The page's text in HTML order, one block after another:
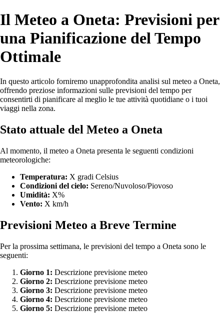
Il Meteo a Oneta: Previsioni per
una Pianificazione del Tempo
Ottimale
In questo articolo forniremo unapprofondita analisi sul meteo a Oneta,
offrendo preziose informazioni sulle previsioni del tempo per
consentirti di pianificare al meglio le tue attività quotidiane o i tuoi
viaggi nella zona.
Stato attuale del Meteo a Oneta
Al momento, il meteo a Oneta presenta le seguenti condizioni
meteorologiche:
Temperatura: X gradi Celsius
Condizioni del cielo: Sereno/Nuvoloso/Piovoso
Umidità: X%
Vento: X km/h
Previsioni Meteo a Breve Termine
Per la prossima settimana, le previsioni del tempo a Oneta sono le
seguenti:
Giorno 1: Descrizione previsione meteo
Giorno 2: Descrizione previsione meteo
Giorno 3: Descrizione previsione meteo
Giorno 4: Descrizione previsione meteo
Giorno 5: Descrizione previsione meteo